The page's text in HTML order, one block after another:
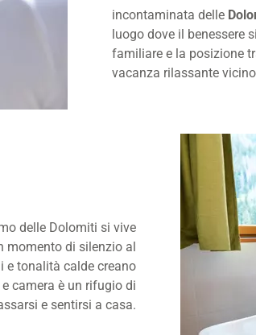
incontaminata delle
luogo dove il benessere
familiare e la posizione
vacanza rilassante
delle Dolomiti si vive
momento di silenzio al
e tonalità calde creano
camera è un rifugio di
e sentirsi a casa.